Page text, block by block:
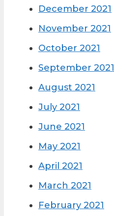
December 2021
November 2021
October 2021
September 2021
August 2021
July 2021
June 2021
May 2021
April 2021
March 2021
February 2021